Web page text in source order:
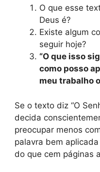
O que esse
Deus é?
Existe algum
seguir hoje?
“O que isso
como posso
meu trabalho
Se o texto diz “O
decida
preocupar menos
palavra bem
do que cem páginas